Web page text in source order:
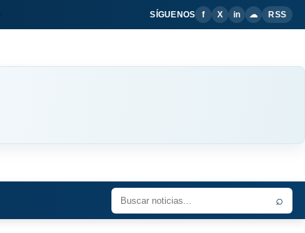
SÍGUENOS f X in ☁ RSS
⌕